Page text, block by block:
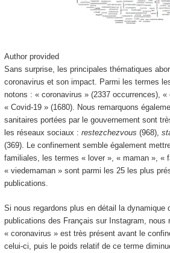
Author provided
Sans surprise, les principales thématiques
coronavirus et son impact. Parmi les termes
notons : « coronavirus » (2337 occurrences), «
« Covid-19 » (1680). Nous remarquons
sanitaires portées par le gouvernement sont
les réseaux sociaux : restezchezvous (968),
(369). Le confinement semble également
familiales, les termes « lover », « maman », «
« viedemaman » sont parmi les 25 les plus
publications.
Si nous regardons plus en détail la dynamique
publications des Français sur Instagram, nous
« coronavirus » est très présent avant le
celui-ci, puis le poids relatif de ce terme